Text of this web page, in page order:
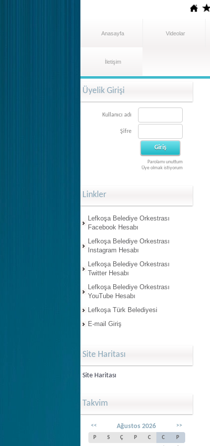
Anasayfa Videolar
İletişim
Üyelik Girişi
Kullanıcı adı
Şifre
Parolamı unuttum
Üye olmak istiyorum
Linkler
Lefkoşa Belediye Orkestrası
Facebook Hesabı
Lefkoşa Belediye Orkestrası
Instagram Hesabı
Lefkoşa Belediye Orkestrası
Twitter Hesabı
Lefkoşa Belediye Orkestrası
YouTube Hesabı
Lefkoşa Türk Belediyesi
E-mail Giriş
Site Haritası
Site Haritası
Takvim
<< Ağustos 2026 >>
P S Ç P C C
P